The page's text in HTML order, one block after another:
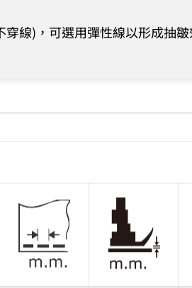
線)，可選用彈性線以形成抽